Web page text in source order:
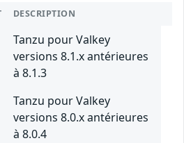
DESCRIPTION
Tanzu pour Valkey
versions 8.1.x antérieures
à 8.1.3
Tanzu pour Valkey
versions 8.0.x antérieures
à 8.0.4